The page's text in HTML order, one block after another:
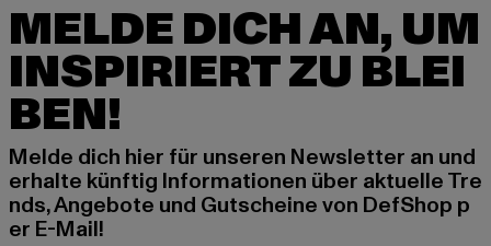
MELDE DICH AN, UM
INSPIRIERT ZU BLEI
BEN!
Melde dich hier für unseren Newsletter an und
erhalte künftig Informationen über aktuelle Tre
nds, Angebote und Gutscheine von DefShop p
er E-Mail!